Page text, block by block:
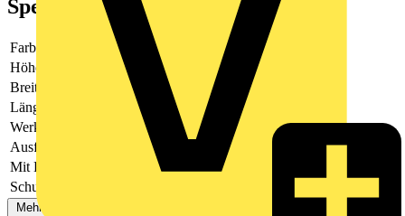
Spezifikationen
Farbe
weiß
Höhe
Breite
Länge
Werkstoff
Ausführung
Mit Kabelrinne
Schutzart (IP)
Mehr anzeigen